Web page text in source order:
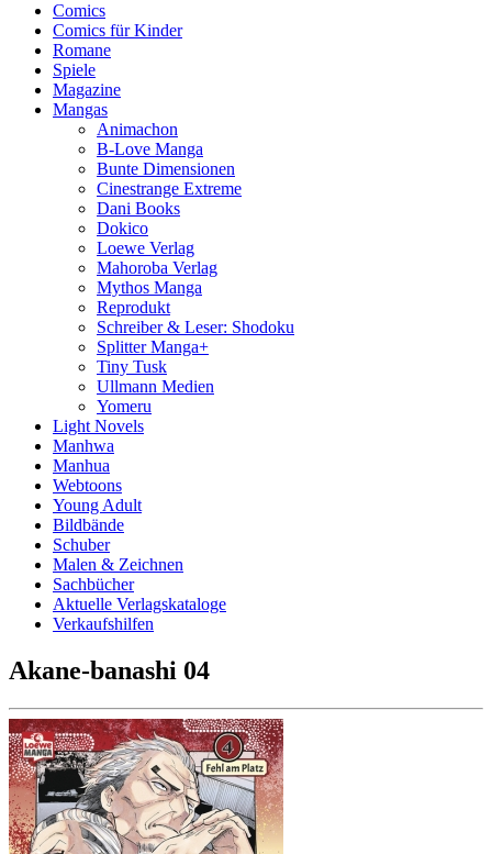
Comics
Comics für Kinder
Romane
Spiele
Magazine
Mangas
Animachon
B-Love Manga
Bunte Dimensionen
Cinestrange Extreme
Dani Books
Dokico
Loewe Verlag
Mahoroba Verlag
Mythos Manga
Reprodukt
Schreiber & Leser: Shodoku
Splitter Manga+
Tiny Tusk
Ullmann Medien
Yomeru
Light Novels
Manhwa
Manhua
Webtoons
Young Adult
Bildbände
Schuber
Malen & Zeichnen
Sachbücher
Aktuelle Verlagskataloge
Verkaufshilfen
Akane-banashi 04